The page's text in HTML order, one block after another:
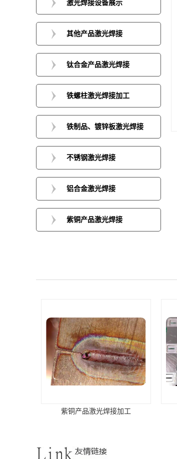
激光焊接设备展示
其他产品激光焊接
钛合金产品激光焊接
铁螺柱激光焊接加工
铁制品、镀锌板激光焊接
不锈钢激光焊接
铝合金激光焊接
紫铜产品激光焊接
紫铜产品激光焊接加工